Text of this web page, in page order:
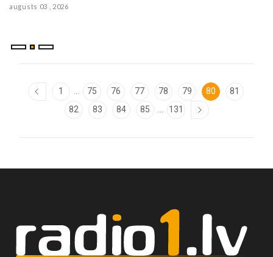
1 75 76 77 78 79 80
81
82
83 84 85 131